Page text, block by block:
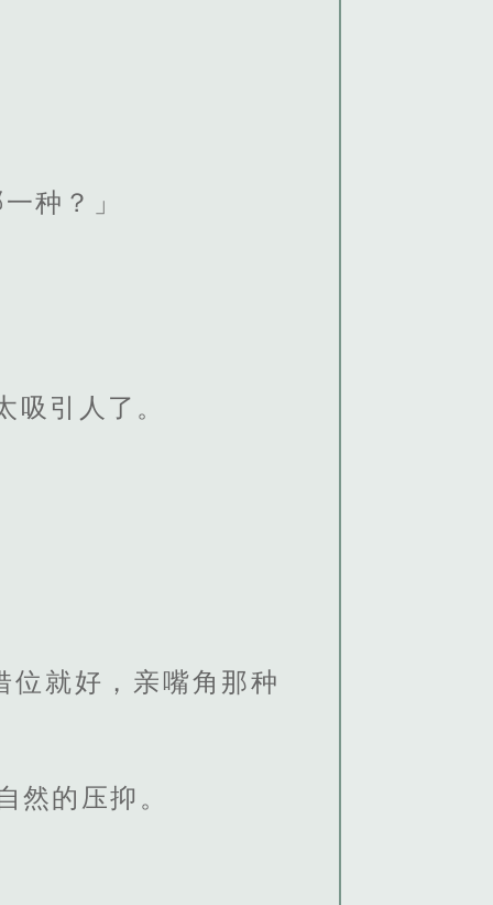
种？」
引人了。
位就好，亲嘴角那种
然的压抑。